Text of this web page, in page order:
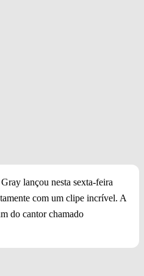
lançou nesta sexta-feira
com um clipe incrível. A
do cantor chamado